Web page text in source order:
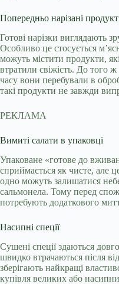
Попередньо нарізані
Готові нарізки виглядають
Особливо це стосується
можуть містити продукти,
втратили свіжість. До того
часу вони перебували в
такі продукти не завжди
РЕКЛАМА
Вимиті салати в упаковці
Упаковане «готове до
сприймається як чисте, але
одно можуть залишатися
сальмонела. Тому перед
потребують додаткового
Насипні спеції
Сушені спеції здаються
швидко втрачаються після
зберігають найкращі
купівля великих або